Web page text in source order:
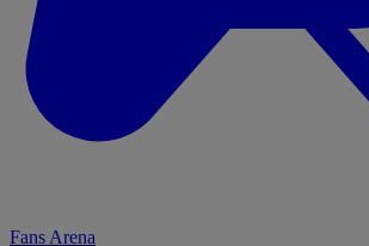
Fans Arena